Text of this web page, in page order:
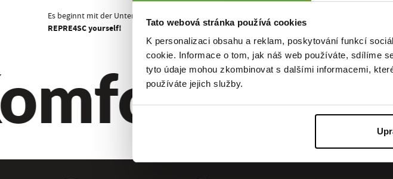
Tato webová stránka používá cookies
K personalizaci obsahu a reklam, poskytování funkcí
cookie. Informace o tom, jak náš web používáte, sdílíme
tyto údaje mohou zkombinovat s dalšími informacemi,
používáte jejich služby.
Es beginnt mit der Unterwäsche!
REPRE4SC yourself!